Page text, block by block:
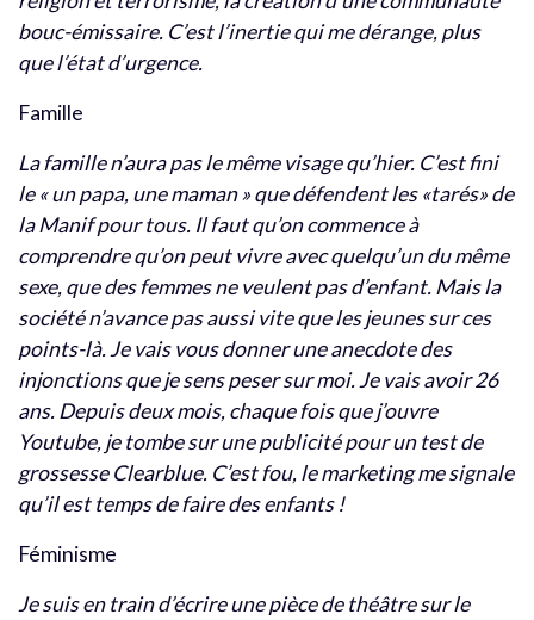
bouc-émissaire. C’est l’inertie qui me dérange, plus
que l’état d’urgence.
Famille
La famille n’aura pas le même visage qu’hier. C’est fini
le « un papa, une maman » que défendent les «tarés» de
la Manif pour tous. Il faut qu’on commence à
comprendre qu’on peut vivre avec quelqu’un du même
sexe, que des femmes ne veulent pas d’enfant. Mais la
société n’avance pas aussi vite que les jeunes sur ces
points-là. Je vais vous donner une anecdote des
injonctions que je sens peser sur moi.Je vais avoir 26
ans. Depuis deux mois, chaque fois que j’ouvre
Youtube, je tombe sur une publicité pour un test de
grossesse Clearblue. C’est fou, le marketing me signale
qu’il est temps de faire des enfants !
Féminisme
Je suis en train d’écrire une pièce de théâtre sur le